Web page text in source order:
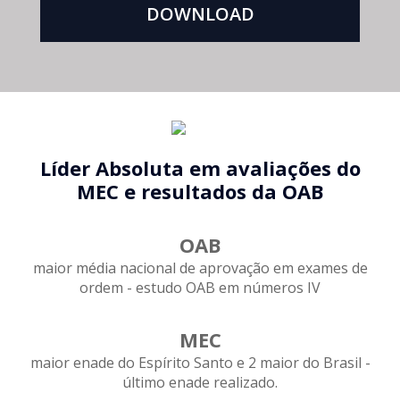
DOWNLOAD
Líder Absoluta em avaliações do
MEC e resultados da OAB
OAB
maior média nacional de aprovação em exames de
ordem - estudo OAB em números IV
MEC
maior enade do Espírito Santo e 2 maior do Brasil -
último enade realizado.